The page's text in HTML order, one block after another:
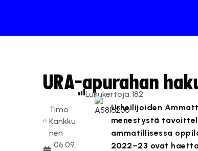
URA-apurahan
Timo
Kankku
nen
06.09.
Lukukertoja:182
Urheilijoiden
menestystä
ammatillisessa
2022–23 ovat